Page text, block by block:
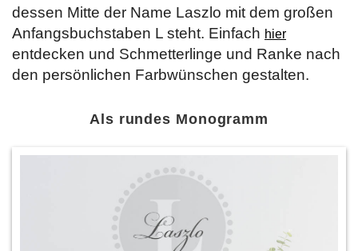
dessen Mitte der Name Laszlo mit dem großen
Anfangsbuchstaben L steht. Einfach hier
entdecken und Schmetterlinge und Ranke nach
den persönlichen Farbwünschen gestalten.
Als rundes Monogramm